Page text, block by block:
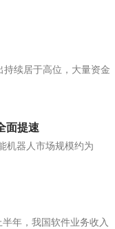
续居于高位，大量资金
面提速
机器人市场规模约为
年，我国软件业务收入